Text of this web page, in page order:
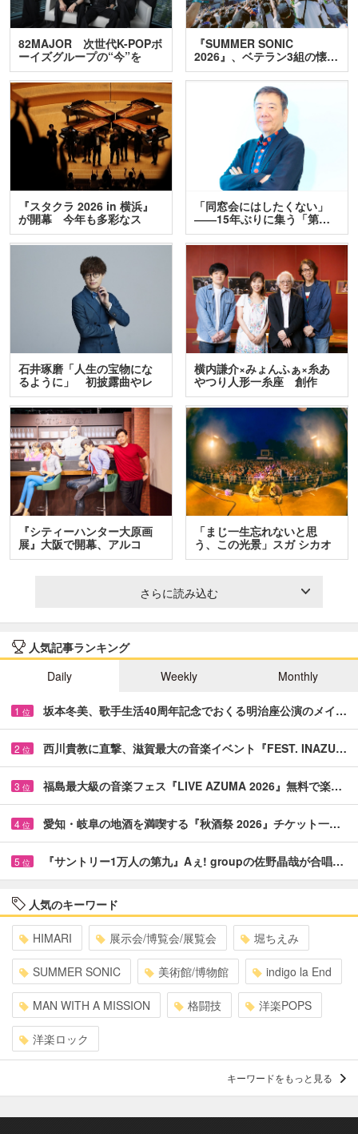
82MAJOR 次世代K-POPボ
ーイズグループの“今”を
訊…
『SUMMER SONIC
2026』、ベテラン3組の懐…
『スタクラ 2026 in 横浜』
が開幕 今年も多彩なス
テ…
「同窓会にはしたくない」
――15年ぶりに集う「第…
石井琢磨「人生の宝物にな
るように」 初披露曲やレ
ア…
横内謙介×みょんふぁ×糸あ
やつり人形一糸座 創作
人…
『シティーハンター大原画
展』大阪で開幕、アルコ
＆…
「まじ一生忘れないと思
う、この光景」スガ シカオ
と…
さらに読み込む
人気記事ランキング
Daily
Weekly Monthly
1 位 坂本冬美、歌手生活40周年記念でおくる明治座公演のメイ…
2 位 西川貴教に直撃、滋賀最大の音楽イベント『FEST. INAZU…
3 位 福島最大級の音楽フェス『LIVE AZUMA 2026』無料で楽…
4 位 愛知・岐阜の地酒を満喫する『秋酒祭 2026』チケット一…
5 位 『サントリー1万人の第九』Aぇ! groupの佐野晶哉が合唱…
人気のキーワード
HIMARI 展示会/博覧会/展覧会 堀ちえみ
SUMMER SONIC 美術館/博物館 indigo la End
MAN WITH A MISSION 格闘技 洋楽POPS
洋楽ロック
キーワードをもっと見る